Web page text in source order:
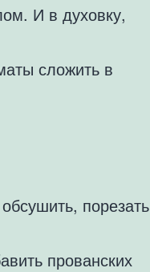
И в духовку,
сложить в
порезать
прованских